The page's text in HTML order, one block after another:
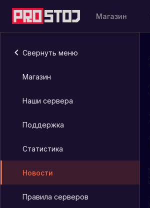
Магазин
Свернуть меню
Магазин
Наши сервера
Поддержка
Статистика
Новости
Правила серверов